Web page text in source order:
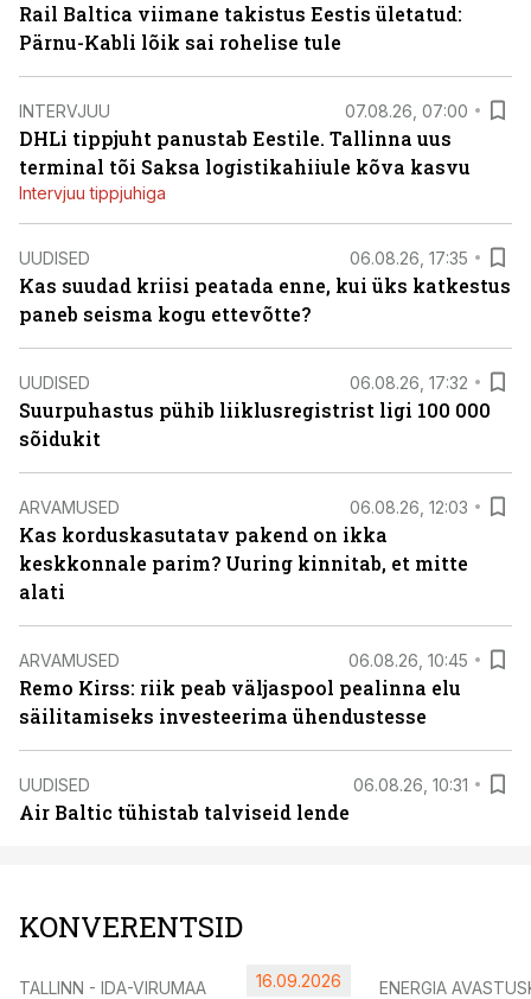
Rail Baltica viimane takistus Eestis ületatud:
Pärnu-Kabli lõik sai rohelise tule
INTERVJUU 07.08.26, 07:00
DHLi tippjuht panustab Eestile. Tallinna uus
terminal tõi Saksa logistikahiiule kõva kasvu
Intervjuu tippjuhiga
UUDISED 06.08.26, 17:35
Kas suudad kriisi peatada enne, kui üks katkestus
paneb seisma kogu ettevõtte?
UUDISED 06.08.26, 17:32
Suurpuhastus pühib liiklusregistrist ligi 100 000
sõidukit
ARVAMUSED 06.08.26, 12:03
Kas korduskasutatav pakend on ikka
keskkonnale parim? Uuring kinnitab, et mitte
alati
ARVAMUSED 06.08.26, 10:45
Remo Kirss: riik peab väljaspool pealinna elu
säilitamiseks investeerima ühendustesse
UUDISED 06.08.26, 10:31
Air Baltic tühistab talviseid lende
KONVERENTSID
TALLINN - IDA-VIRUMAA 16.09.2026 ENERGIA